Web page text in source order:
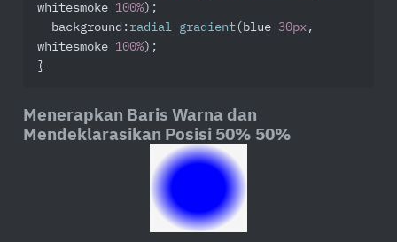
whitesmoke 100%);
background : radial-gradient (blue 30px ,
whitesmoke 100%);
}
Menerapkan Baris Warna dan
Mendeklarasikan Posisi 50% 50%